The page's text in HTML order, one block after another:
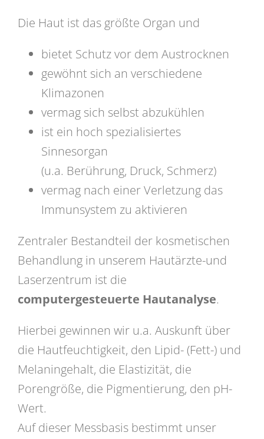
Die Haut ist das größte Organ und
bietet Schutz vor dem Austrocknen
gewöhnt sich an verschiedene
Klimazonen
vermag sich selbst abzukühlen
ist ein hoch spezialisiertes
Sinnesorgan
(u.a. Berührung, Druck, Schmerz)
vermag nach einer Verletzung das
Immunsystem zu aktivieren
Zentraler Bestandteil der kosmetischen
Behandlung in unserem Hautärzte-und
Laserzentrum ist die
computergesteuerte Hautanalyse.
Hierbei gewinnen wir u.a. Auskunft über
die Hautfeuchtigkeit, den Lipid- (Fett-) und
Melaningehalt, die Elastizität, die
Porengröße, die Pigmentierung, den pH-
Wert.
Auf dieser Messbasis bestimmt unser